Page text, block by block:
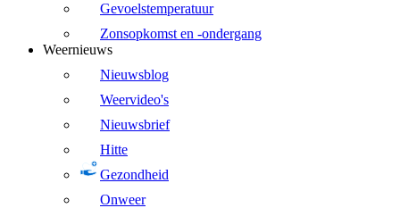
Gevoelstemperatuur
Zonsopkomst en -ondergang
Weernieuws
Nieuwsblog
Weervideo's
Nieuwsbrief
Hitte
Gezondheid
Onweer